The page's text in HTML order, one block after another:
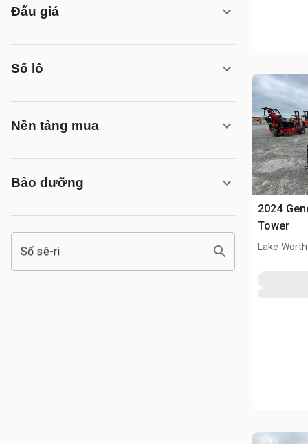
Đấu giá
Số lô
Nền tảng mua
Bảo dưỡng
Số sê-ri
2024
Tower
Lake